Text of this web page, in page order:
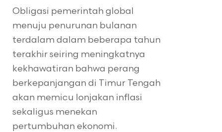
Obligasi pemerintah global
menuju penurunan bulanan
terdalam dalam beberapa tahun
terakhir seiring meningkatnya
kekhawatiran bahwa perang
berkepanjangan di Timur Tengah
akan memicu lonjakan inflasi
sekaligus menekan
pertumbuhan ekonomi.